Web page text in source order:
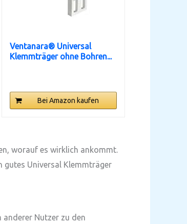
Ventanara® Universal
Klemmträger ohne Bohren...
Bei Amazon kaufen
worauf es wirklich ankommt.
gutes Universal Klemmträger
anderer Nutzer zu den